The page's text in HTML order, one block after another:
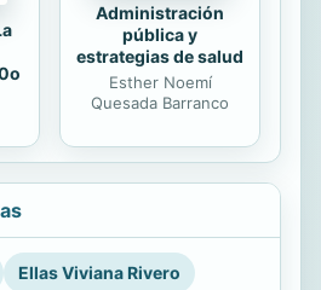
Administración
pública y
estrategias de salud
Esther Noemí
Quesada Barranco
Ellas Viviana Rivero